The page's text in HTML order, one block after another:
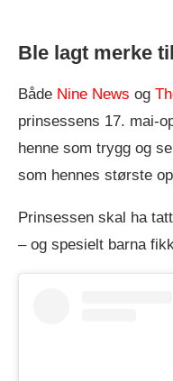
Ble lagt merke
Både Nine News og
prinsessens 17. mai-
henne som trygg og
som hennes største
Prinsessen skal ha
– og spesielt barna